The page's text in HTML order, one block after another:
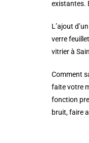
existantes.
L’ajout
verre
vitrier à
Comment
faite votre
fonction
bruit, faire